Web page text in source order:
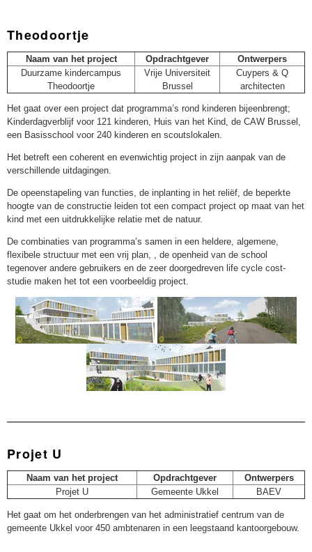
Theodoortje
Naam van het project Opdrachtgever
Ontwerpers
Duurzame kindercampus
Theodoortje
Vrije Universiteit
Brussel
Cuypers & Q
architecten
Het gaat over een project dat programma’s rond kinderen bijeenbrengt;
Kinderdagverblijf voor 121 kinderen, Huis van het Kind, de CAW Brussel,
een Basisschool voor 240 kinderen en scoutslokalen.
Het betreft een coherent en evenwichtig project in zijn aanpak van de
verschillende uitdagingen.
De opeenstapeling van functies, de inplanting in het reliëf, de beperkte
hoogte van de constructie leiden tot een compact project op maat van het
kind met een uitdrukkelijke relatie met de natuur.
De combinaties van programma’s samen in een heldere, algemene,
flexibele structuur met een vrij plan, , de openheid van de school
tegenover andere gebruikers en de zeer doorgedreven life cycle cost-
studie maken het tot een voorbeeldig project.
Projet U
Naam van het project Opdrachtgever
Ontwerpers
Projet U
Gemeente Ukkel BAEV
Het gaat om het onderbrengen van het administratief centrum van de
gemeente Ukkel voor 450 ambtenaren in een leegstaand kantoorgebouw.